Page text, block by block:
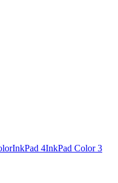
InkPad 4InkPad Color 3